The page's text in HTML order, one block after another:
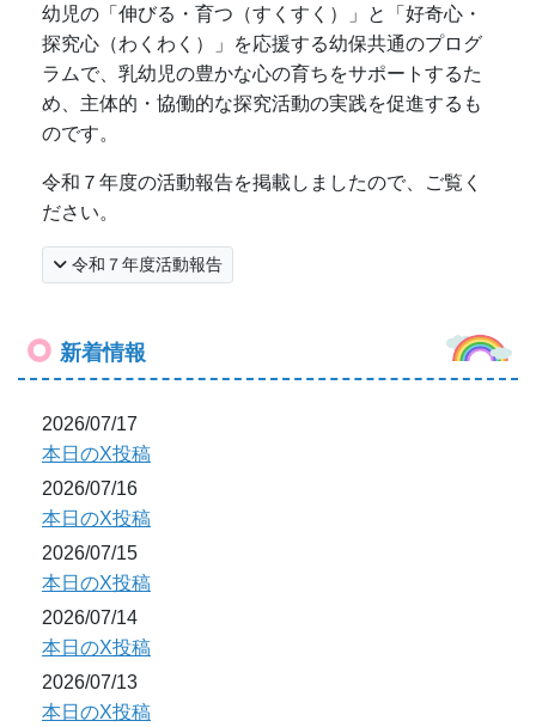
幼児の「伸びる・育つ（すくすく）」と「好奇心・
探究心（わくわく）」を応援する幼保共通のプログ
ラムで、乳幼児の豊かな心の育ちをサポートするた
め、主体的・協働的な探究活動の実践を促進するも
のです。
令和７年度の活動報告を掲載しましたので、ご覧く
ださい。
令和７年度活動報告
新着情報
2026/07/17
本日のX投稿
2026/07/16
本日のX投稿
2026/07/15
本日のX投稿
2026/07/14
本日のX投稿
2026/07/13
本日のX投稿